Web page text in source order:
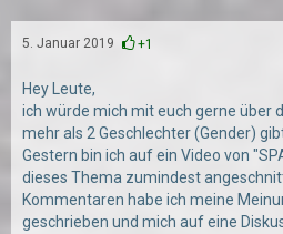
5. Januar 2019 +1
Hey Leute,
ich würde mich mit euch gerne über
mehr als 2 Geschlechter (Gender)
Gestern bin ich auf ein Video von
dieses Thema zumindest
Kommentaren habe ich meine
geschrieben und mich auf eine